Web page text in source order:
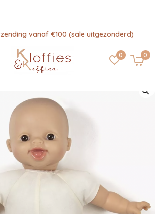
0 0
vanaf €100 (sale uitgezonderd)